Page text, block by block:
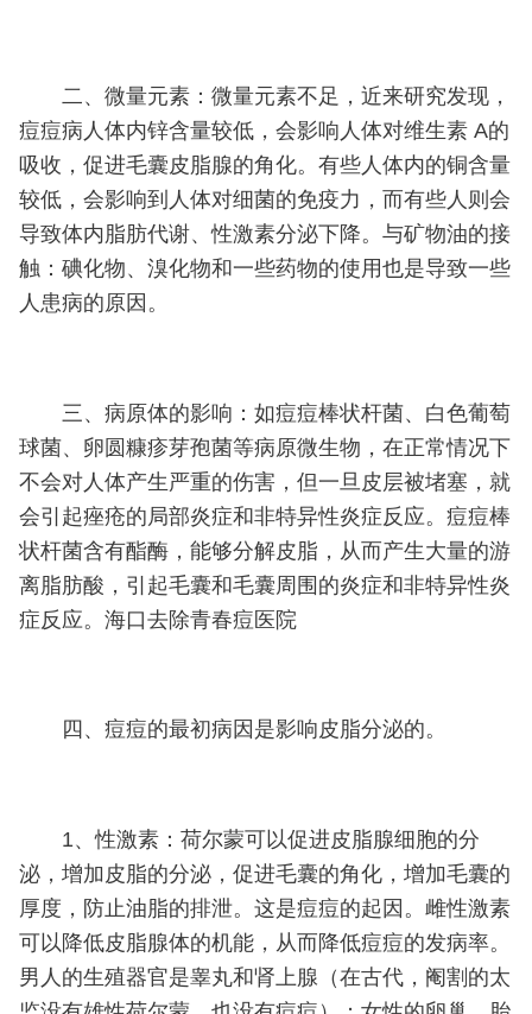
二、微量元素：微量元素不足，近来研究发现，
痘痘病人体内锌含量较低，会影响人体对维生素 A的
吸收，促进毛囊皮脂腺的角化。有些人体内的铜含量
较低，会影响到人体对细菌的免疫力，而有些人则会
导致体内脂肪代谢、性激素分泌下降。与矿物油的接
触：碘化物、溴化物和一些药物的使用也是导致一些
人患病的原因。
三、病原体的影响：如痘痘棒状杆菌、白色葡萄
球菌、卵圆糠疹芽孢菌等病原微生物，在正常情况下
不会对人体产生严重的伤害，但一旦皮层被堵塞，就
会引起痤疮的局部炎症和非特异性炎症反应。痘痘棒
状杆菌含有酯酶，能够分解皮脂，从而产生大量的游
离脂肪酸，引起毛囊和毛囊周围的炎症和非特异性炎
症反应。海口去除青春痘医院
四、痘痘的最初病因是影响皮脂分泌的。
1、性激素：荷尔蒙可以促进皮脂腺细胞的分
泌，增加皮脂的分泌，促进毛囊的角化，增加毛囊的
厚度，防止油脂的排泄。这是痘痘的起因。雌性激素
可以降低皮脂腺体的机能，从而降低痘痘的发病率。
男人的生殖器官是睾丸和肾上腺（在古代，阉割的太